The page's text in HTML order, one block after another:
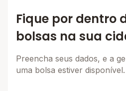
Fique por dentro
bolsas na sua
Preencha seus dados, e a
uma bolsa estiver disponível.